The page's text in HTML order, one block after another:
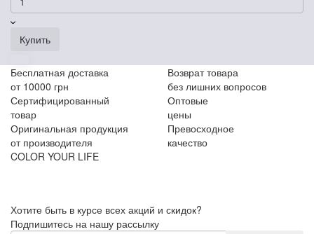
Купить
Бесплатная доставка
от 10000 грн
Возврат товара
без лишних вопросов
Сертифицированный
товар
Оптовые
цены
Оригинальная продукция
от производителя
Превосходное
качество
COLOR YOUR LIFE
Хотите быть в курсе всех акций и скидок?
Подпишитесь на нашу рассылку